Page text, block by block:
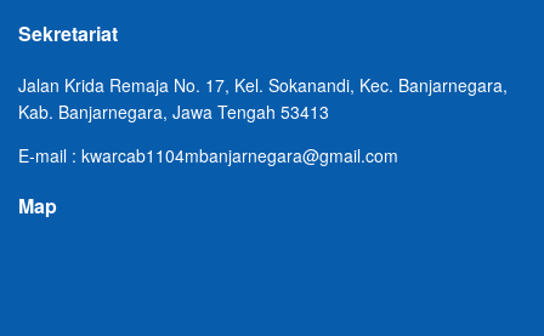
Sekretariat
Jalan Krida Remaja No. 17, Kel. Sokanandi, Kec. Banjarnegara,
Kab. Banjarnegara, Jawa Tengah 53413
E-mail : kwarcab1104mbanjarnegara@gmail.com
Map